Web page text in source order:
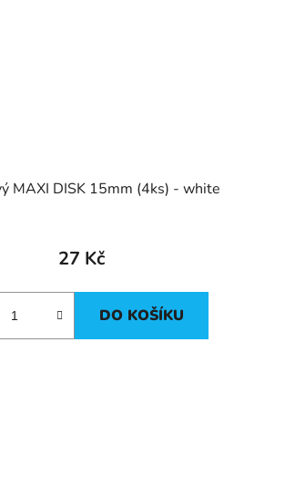
MAXI DISK 15mm (4ks) - white
27 Kč
DO KOŠÍKU